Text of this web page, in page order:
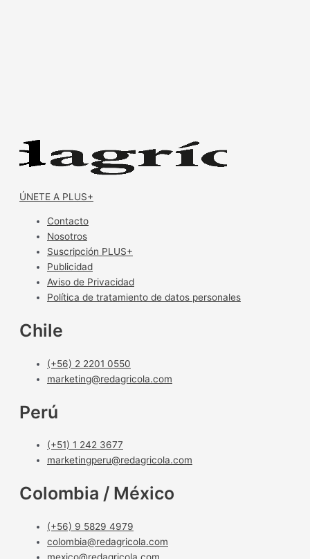
ÚNETE A PLUS+
Contacto
Nosotros
Suscripción PLUS+
Publicidad
Aviso de Privacidad
Política de tratamiento de datos personales
Chile
(+56) 2 2201 0550
marketing@redagricola.com
Perú
(+51) 1 242 3677
marketingperu@redagricola.com
Colombia / México
(+56) 9 5829 4979
colombia@redagricola.com